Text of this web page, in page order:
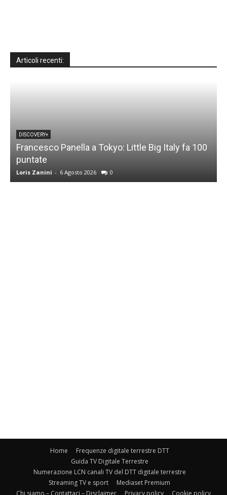
Articoli recenti:
DISCOVERY+
Francesco Panella a Tokyo: Little Big Italy fa 100
puntate
Loris Zanini - 6 Agosto 2026 0
Home
Frequenze digitale terrestre DTT
Guida TV Digitale Terrestre
Numerazione LCN canali TV del DTT digitale terrestre
Streaming TV e sport
Mediaset Premium
Chi siamo – Contattaci – Disclaimer
Privacy policy Cookie policy